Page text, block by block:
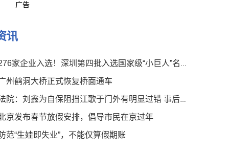
广告
讯
家企业入选！深圳第四批入选国家级“小巨人”名单公布
州鹤洞大桥正式恢复桥面通车
院：刘鑫为自保阻挡江歌于门外有明显过错 事后言论有违伦常
京发布春节放假安排，倡导市民在京过年
范“生娃即失业”，不能仅算假期账